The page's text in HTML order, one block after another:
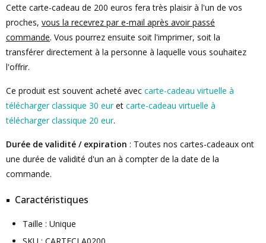
Cette carte-cadeau de 200 euros fera très plaisir à l'un de vos
proches, vous la recevrez par e-mail après avoir passé
commande. Vous pourrez ensuite soit l'imprimer, soit la
transférer directement à la personne à laquelle vous souhaitez
l'offrir.
Ce produit est souvent acheté avec carte-cadeau virtuelle à
télécharger classique 30 euret carte-cadeau virtuelle à
télécharger classique 20 eur.
Durée de validité / expiration : Toutes nos cartes-cadeaux ont
une durée de validité d'un an à compter de la date de la
commande.
Caractéristiques
Taille : Unique